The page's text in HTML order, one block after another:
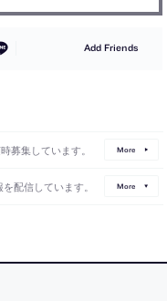
Add Friends
募集しています。 More
配信しています。 More